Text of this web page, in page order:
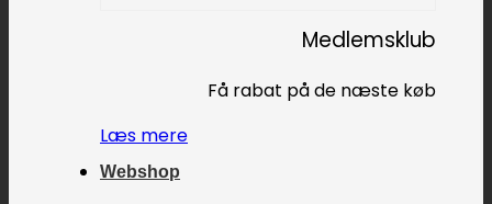
Medlemsklub
Få rabat på de næste køb
Læs mere
Webshop